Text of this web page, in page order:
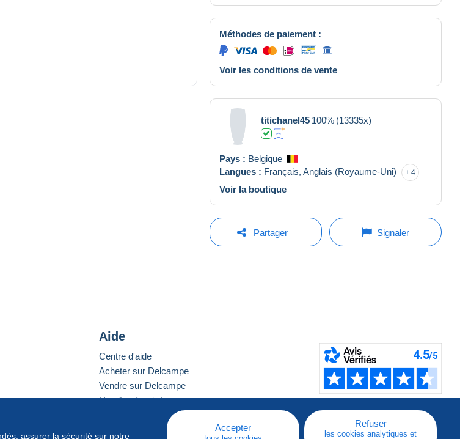
Méthodes de paiement :
Voir les conditions de vente
titichanel45 100% (13335x)
Pays : Belgique
Langues : Français, Anglais (Royaume-Uni) 4
Voir la boutique
Partager Signaler
assurer la sécurité sur notre
Accepter Refuser
les cookies analytiques et
Aide
Centre d'aide
Acheter sur Delcampe
Vendre sur Delcampe
Un site sécurisé